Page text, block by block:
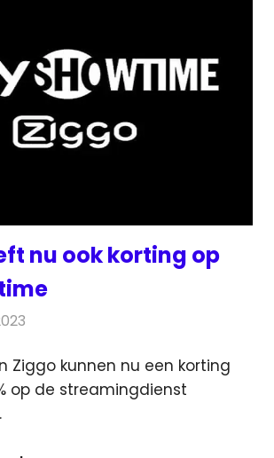
nu ook korting op
Ziggo kunnen nu een korting
op de streamingdienst